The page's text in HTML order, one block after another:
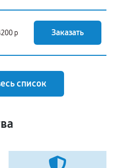
р Заказать
список